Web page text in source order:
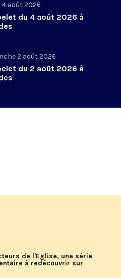
4 août 2026
du 4 août 2026 à
2 août 2026
du 2 août 2026 à
de l'Église, une série
à redécouvrir sur